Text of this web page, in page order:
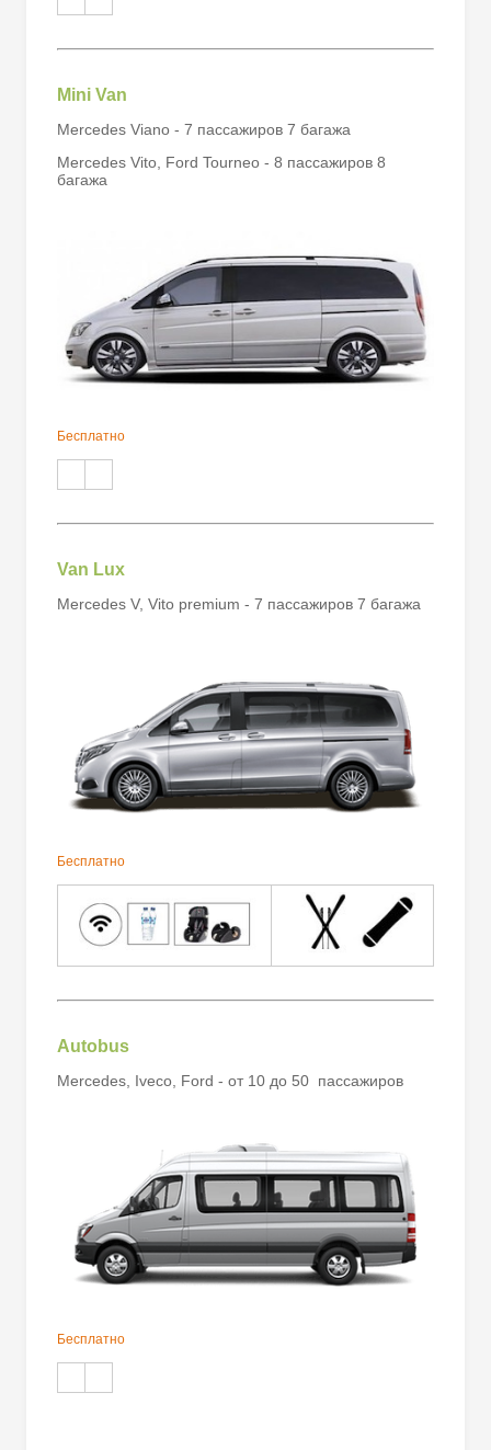
Mini Van
Mercedes Viano - 7 пассажиров 7 багажа
Mercedes Vito, Ford Tourneo - 8 пассажиров 8
багажа
Бесплатно
Van Lux
Mercedes V, Vito premium - 7 пассажиров 7 багажа
Бесплатно
Autobus
Mercedes, Iveco, Ford - от 10 до 50 пассажиров
Бесплатно